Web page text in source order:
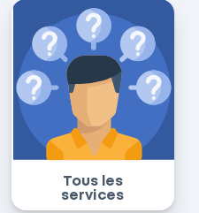
Tous les
services